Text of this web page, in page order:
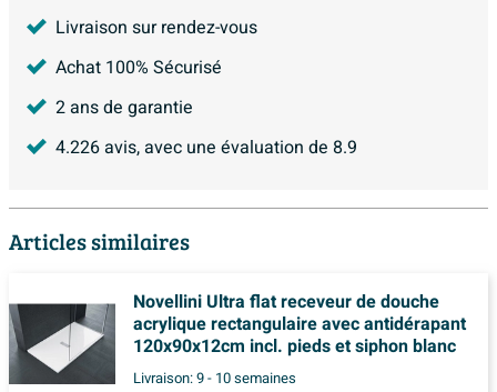
Livraison sur rendez-vous
Achat 100% Sécurisé
2 ans de garantie
4.226avis, avec une évaluation de 8.9
Articles similaires
Novellini Ultra flat receveur de douche
acrylique rectangulaire avec antidérapant
120x90x12cm incl. pieds et siphon blanc
Livraison:9 - 10 semaines